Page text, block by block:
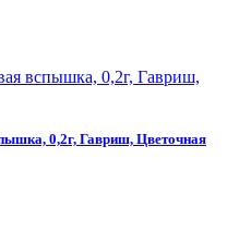
0,2г, Гавриш, Цветочная